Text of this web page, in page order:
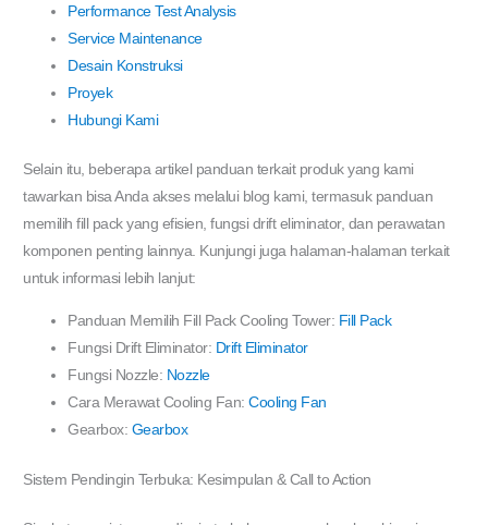
Performance Test Analysis
Service Maintenance
Desain Konstruksi
Proyek
Hubungi Kami
Selain itu, beberapa artikel panduan terkait produk yang kami
tawarkan bisa Anda akses melalui blog kami, termasuk panduan
memilih fill pack yang efisien, fungsi drift eliminator, dan perawatan
komponen penting lainnya. Kunjungi juga halaman-halaman terkait
untuk informasi lebih lanjut:
Panduan Memilih Fill Pack Cooling Tower: Fill Pack
Fungsi Drift Eliminator: Drift Eliminator
Fungsi Nozzle: Nozzle
Cara Merawat Cooling Fan:Cooling Fan
Gearbox: Gearbox
Sistem Pendingin Terbuka: Kesimpulan & Call to Action